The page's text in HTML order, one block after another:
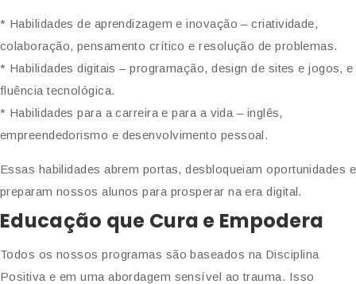
* Habilidades de aprendizagem e inovação – criatividade,
colaboração, pensamento crítico e resolução de problemas.
* Habilidades digitais – programação, design de sites e jogos, e
fluência tecnológica.
* Habilidades para a carreira e para a vida – inglês,
empreendedorismo e desenvolvimento pessoal.
Essas habilidades abrem portas, desbloqueiam oportunidades e
preparam nossos alunos para prosperar na era digital.
Educação que Cura e Empodera
Todos os nossos programas são baseados na Disciplina
Positiva e em uma abordagem sensível ao trauma. Isso